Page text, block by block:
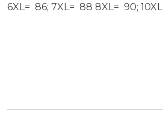
6XL= 86; 7XL= 88 8XL= 90;